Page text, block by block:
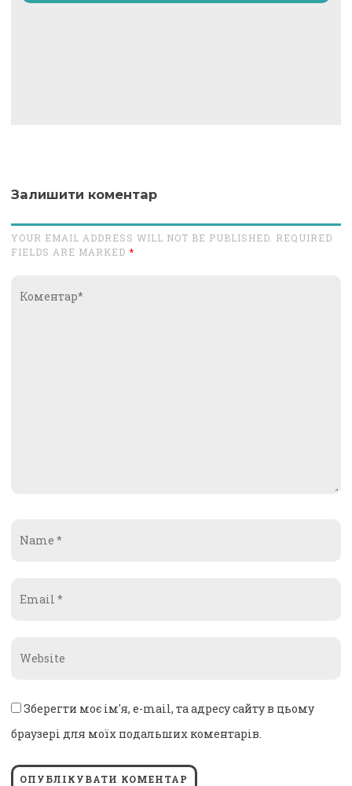
Залишити коментар
YOUR EMAIL ADDRESS WILL NOT BE PUBLISHED. REQUIRED
FIELDS ARE MARKED *
Зберегти моє ім'я, e-mail, та адресу сайту в цьому
браузері для моїх подальших коментарів.